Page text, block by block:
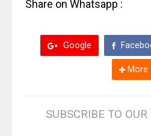
Share on Whatsapp :
Google
More
SUBSCRIBE TO OUR